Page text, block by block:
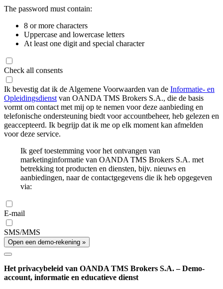
The password must contain:
8 or more characters
Uppercase and lowercase letters
At least one digit and special character
Check all consents
Ik bevestig dat ik de Algemene Voorwaarden van de Informatie- en
Opleidingsdienst van OANDA TMS Brokers S.A., die de basis
vormt om contact met mij op te nemen voor deze aanbieding en
telefonische ondersteuning biedt voor accountbeheer, heb gelezen en
geaccepteerd. Ik begrijp dat ik me op elk moment kan afmelden
voor deze service.
Ik geef toestemming voor het ontvangen van
marketinginformatie van OANDA TMS Brokers S.A. met
betrekking tot producten en diensten, bijv. nieuws en
aanbiedingen, naar de contactgegevens die ik heb opgegeven
via:
E-mail
SMS/MMS
Open een demo-rekening »
Het privacybeleid van OANDA TMS Brokers S.A. – Demo-
account, informatie en educatieve dienst